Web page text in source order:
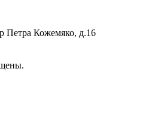
Петра Кожемяко, д.16